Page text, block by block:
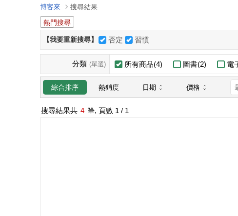
博客來
搜尋結果
熱門搜尋
【我要重新搜尋】 否定 習慣
分類 (單選) 所有商品(4) 圖書(2) 電
綜合排序 熱銷度 日期 價格
搜尋結果共 4 筆, 頁數 1 / 1